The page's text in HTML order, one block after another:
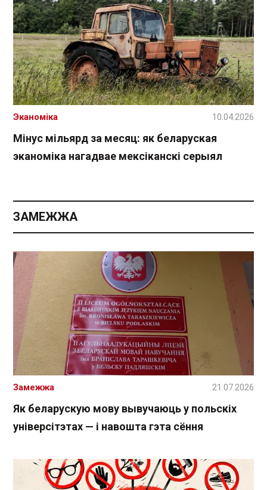
Мінус мільярд за месяц: як беларуская
эканоміка нагадвае мексіканскі серыял
Эканоміка 10.04.2026
ЗАМЕЖЖА
Як беларускую мову вывучаюць у польскіх
універсітэтах — і навошта гэта сёння
Замежжа 21.07.2026